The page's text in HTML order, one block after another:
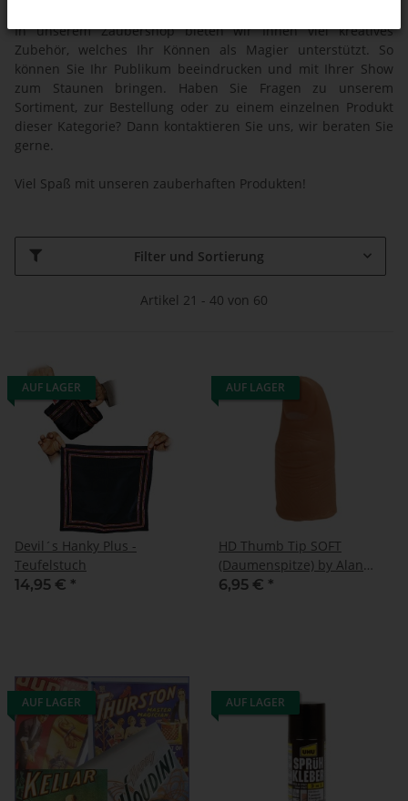
In unserem Zaubershop bieten wir Ihnen viel kreatives
Zubehör, welches Ihr Können als Magier unterstützt. So
können Sie Ihr Publikum beeindrucken und mit Ihrer Show
zum Staunen bringen. Haben Sie Fragen zu unserem
Sortiment, zur Bestellung oder zu einem einzelnen Produkt
dieser Kategorie? Dann kontaktieren Sie uns, wir beraten Sie
gerne.
Viel Spaß mit unseren zauberhaften Produkten!
Filter und Sortierung
Artikel 21 - 40 von 60
AUF LAGER
Devil´s Hanky Plus -
Teufelstuch
14,95 € *
AUF LAGER
HD Thumb Tip SOFT
(Daumenspitze) by Alan
Wong
6,95 € *
AUF LAGER AUF LAGER